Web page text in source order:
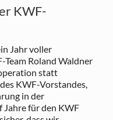
KWF-
Jahr voller
Team Roland Waldner
statt
KWF-Vorstandes,
in der
für den KWF